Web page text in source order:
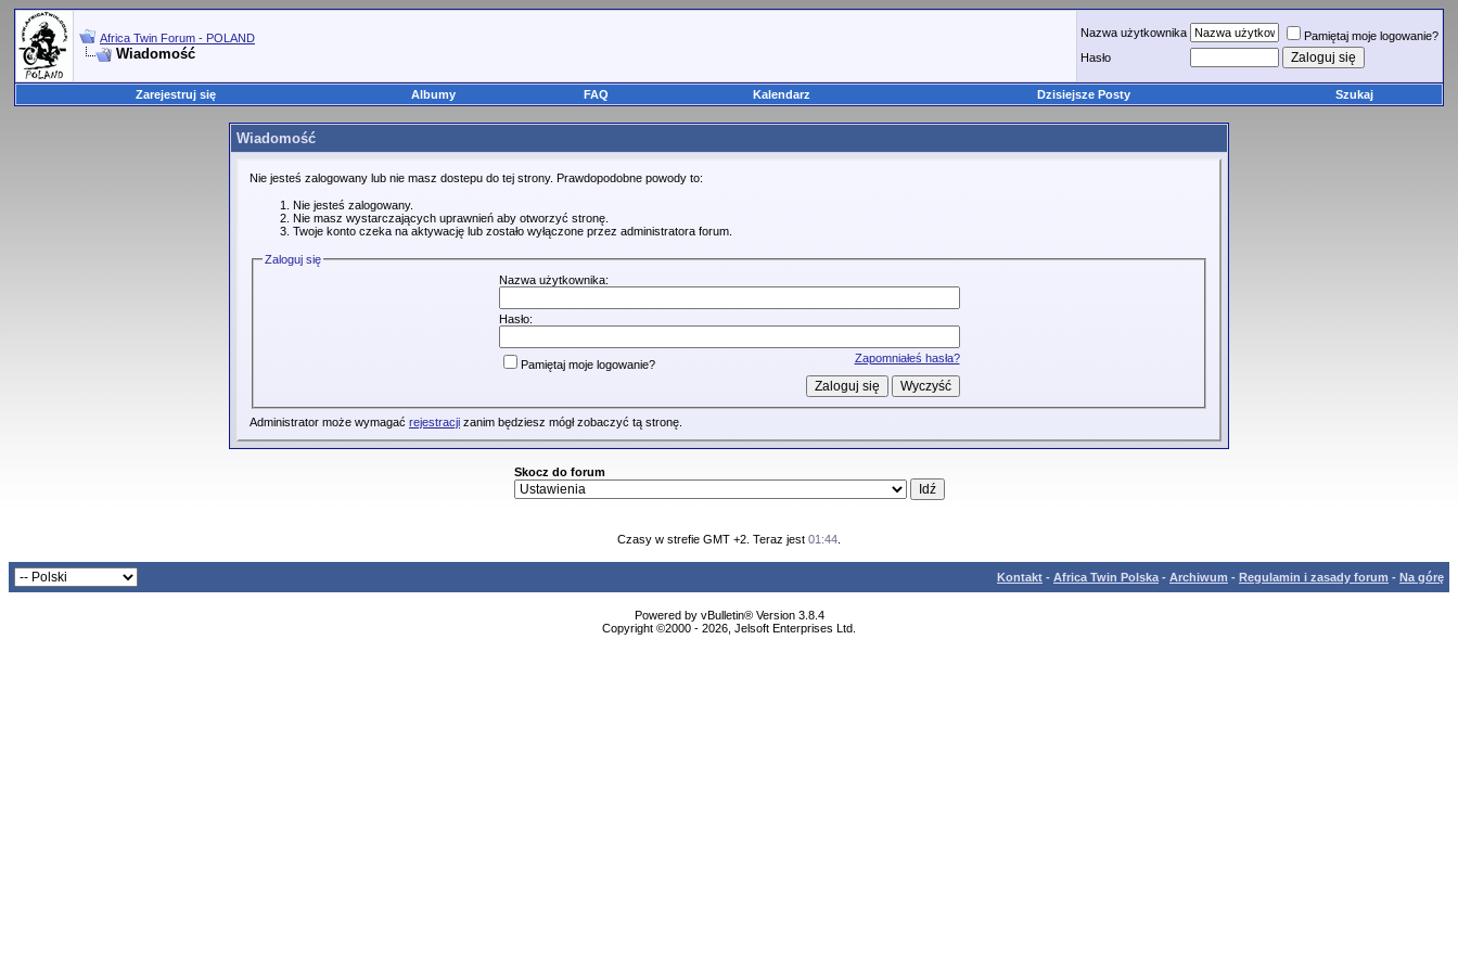
Africa Twin Forum - POLAND
Wiadomość
Nazwa użytkownika
Pamiętaj moje logowanie?
Hasło
Zarejestruj się Albumy FAQ Kalendarz Dzisiejsze Posty Szukaj
Wiadomość
Nie jesteś zalogowany lub nie masz dostepu do tej strony. Prawdopodobne powody to:
Nie jesteś zalogowany.
Nie masz wystarczających uprawnień aby otworzyć stronę.
Twoje konto czeka na aktywację lub zostało wyłączone przez administratora forum.
Zaloguj się
Nazwa użytkownika:
Hasło:
Zapomniałeś hasła?
Pamiętaj moje logowanie?
Administrator może wymagać rejestracji zanim będziesz mógł zobaczyć tą stronę.
Skocz do forum
Czasy w strefie GMT +2. Teraz jest 01:44
Kontakt - Africa Twin Polska - Archiwum - Regulamin i zasady forum - Na górę
Powered by vBulletin® Version 3.8.4
Copyright ©2000 - 2026, Jelsoft Enterprises Ltd.